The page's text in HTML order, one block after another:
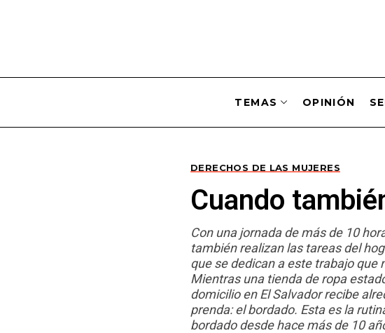
TEMAS OPINIÓN
DERECHOS DE LAS MUJERES
Cuando
Con una jornada de más de 10
también realizan las tareas del
que se dedican a este trabajo que
Mientras una tienda de ropa
domicilio en El Salvador recibe
prenda: el bordado. Esta es la
bordado desde hace más de 10